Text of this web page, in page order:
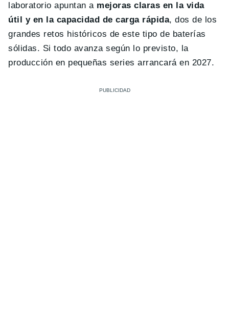
laboratorio apuntan a mejoras claras en la vida
útil y en la capacidad de carga rápida, dos de los
grandes retos históricos de este tipo de baterías
sólidas. Si todo avanza según lo previsto, la
producción en pequeñas series arrancará en 2027.